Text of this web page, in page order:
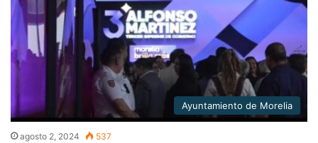
Ayuntamiento de Morelia
agosto 2, 2024 537